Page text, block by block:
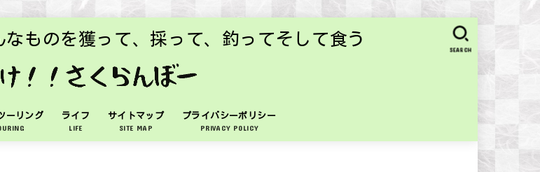
ものを獲って、採って、釣ってそして食う
ーリング
ライフ
LIFE
サイトマップ
SITE MAP
プライバシーポリシー
PRIVACY POLICY
SEARCH